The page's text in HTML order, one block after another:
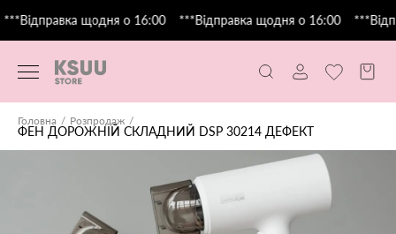
щодня о 16:00 ***Відправка щодня о 16:00
Головна Розпродаж
ФЕН ДОРОЖНІЙ СКЛАДНИЙ DSP 30214 ДЕФЕКТ